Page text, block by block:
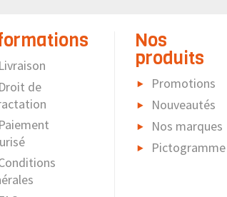
Livraison
Droit de
Paiement
Nos
produits
Promotions
Nouveautés
Nos marques
Pictogramme